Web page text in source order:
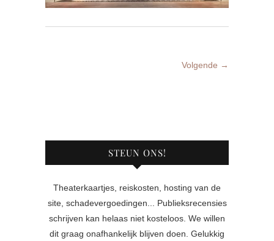
Volgende →
STEUN ONS!
Theaterkaartjes, reiskosten, hosting van de
site, schadevergoedingen... Publieksrecensies
schrijven kan helaas niet kosteloos. We willen
dit graag onafhankelijk blijven doen. Gelukkig